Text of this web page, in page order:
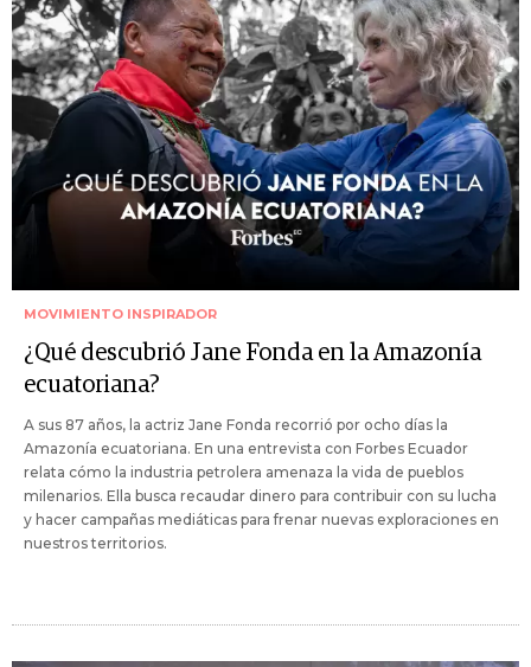
MOVIMIENTO INSPIRADOR
¿Qué descubrió Jane Fonda en la Amazonía
ecuatoriana?
A sus 87 años, la actriz Jane Fonda recorrió por ocho días la
Amazonía ecuatoriana. En una entrevista con Forbes Ecuador
relata cómo la industria petrolera amenaza la vida de pueblos
milenarios. Ella busca recaudar dinero para contribuir con su lucha
y hacer campañas mediáticas para frenar nuevas exploraciones en
nuestros territorios.